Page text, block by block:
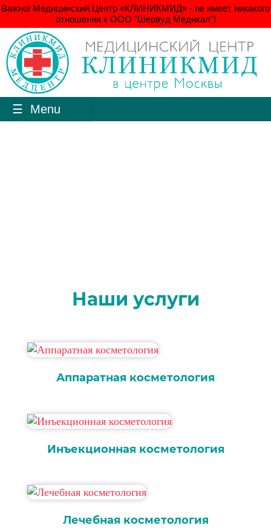
Важно! Медицинский Центр «КЛИНИКМИД» - не имеет никакого
отношения к ООО "Шервуд Медикал"!
Menu
Наши услуги
Аппаратная косметология
Инъекционная косметология
Лечебная косметология